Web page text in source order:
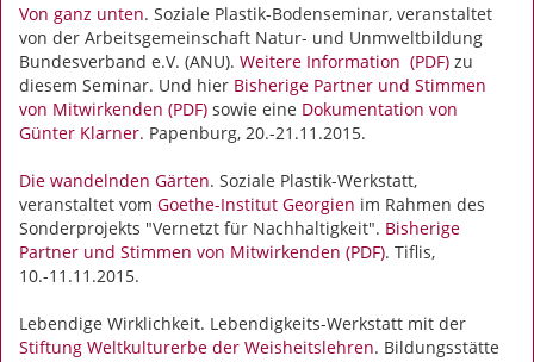
Von ganz unten. Soziale Plastik-Bodenseminar, veranstaltet
von der Arbeitsgemeinschaft Natur- und Unmweltbildung
Bundesverband e.V. (ANU). Weitere Information (PDF) zu
diesem Seminar. Und hier Bisherige Partner und Stimmen
von Mitwirkenden (PDF) sowie eine Dokumentation von
Günter Klarner. Papenburg, 20.-21.11.2015.
Die wandelnden Gärten. Soziale Plastik-Werkstatt,
veranstaltet vom Goethe-Institut Georgien im Rahmen des
Sonderprojekts "Vernetzt für Nachhaltigkeit". Bisherige
Partner und Stimmen von Mitwirkenden (PDF). Tiflis,
10.-11.11.2015.
Lebendige Wirklichkeit. Lebendigkeits-Werkstatt mit der
Stiftung Weltkulturerbe der Weisheitslehren. Bildungsstätte